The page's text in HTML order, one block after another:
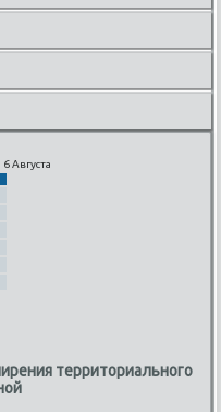
Августа
территориального